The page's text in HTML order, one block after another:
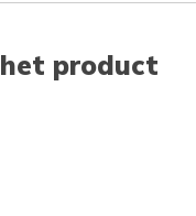
product